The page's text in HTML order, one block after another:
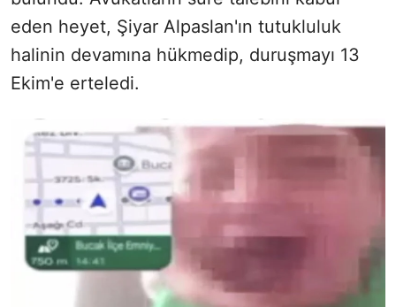
eden heyet, Şiyar Alpaslan'ın tutukluluk
halinin devamına hükmedip, duruşmayı 13
Ekim'e erteledi.